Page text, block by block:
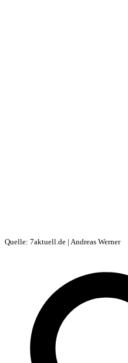
Quelle: 7aktuell.de | Andreas Werner